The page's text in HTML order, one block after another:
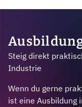
Steig direkt
Industrie
Wenn du gerne
ist eine Ausbildung